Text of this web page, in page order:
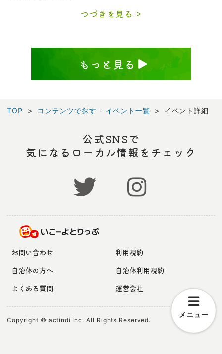
つづきを見る
もっと見る
TOP コンテンツで探す - イベント一覧 イベント詳細
メニュー
公式SNSで
気になるローカル情報をチェック
お問い合わせ
利用規約
自治体の方へ
自治体利用規約
よくある質問
運営会社
Copyright © actindi Inc. All Rights Reserved.